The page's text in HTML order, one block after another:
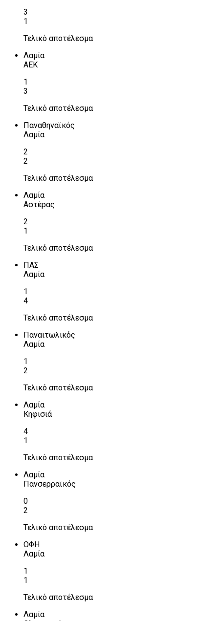
3
1
Τελικό αποτέλεσμα
Λαμία
ΑΕΚ
1
3
Τελικό αποτέλεσμα
Παναθηναϊκός
Λαμία
2
2
Τελικό αποτέλεσμα
Λαμία
Αστέρας
2
1
Τελικό αποτέλεσμα
ΠΑΣ
Λαμία
1
4
Τελικό αποτέλεσμα
Παναιτωλικός
Λαμία
1
2
Τελικό αποτέλεσμα
Λαμία
Κηφισιά
4
1
Τελικό αποτέλεσμα
Λαμία
Πανσερραϊκός
0
2
Τελικό αποτέλεσμα
ΟΦΗ
Λαμία
1
1
Τελικό αποτέλεσμα
Λαμία